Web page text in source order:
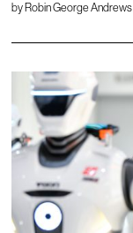
by Robin George Andrews